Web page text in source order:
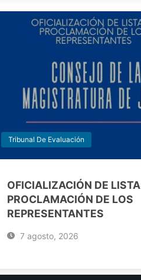
Tribunal De Evaluación
OFICIALIZACIÓN DE
PROCLAMACIÓN DE LOS
REPRESENTANTES
7 agosto, 2026